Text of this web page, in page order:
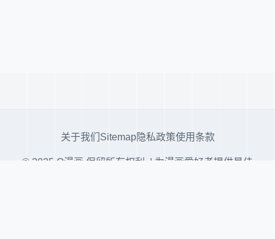
关于我们 Sitemap隐私政策使用条款
© 2025 Q漫画 保留所有权利. | 为漫画爱好者提供最佳